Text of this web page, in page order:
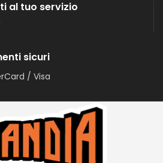
al tuo servizio
sicuri
/ Visa